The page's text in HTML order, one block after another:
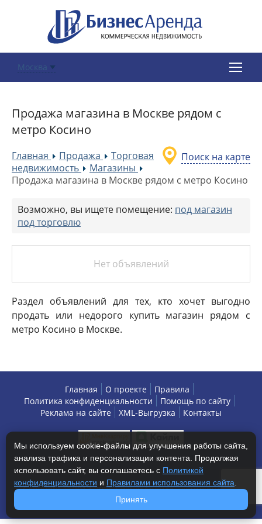
Москва
Продажа магазина в Москве рядом с
метро Косино
Поиск на карте
Главная »Продажа »
Торговая
недвижимость
»Магазины
Продажа магазина в Москве рядом с метро Косино
Возможно, вы ищете помещение: под магазин
под торговлю
Нет объявлений
Раздел объявлений для тех, кто хочет выгодно
продать или недорого купить магазин рядом с
метро Косино в Москве.
Главная О проекте
Правила
Политика конфиденциальности
Помощь по сайту
Реклама на сайте
XML-Выгрузка Контакты
Copyright © 2013-2026 БизнесАренда - коммерческая
недвижимость, г. Москва. Все права защищены.
Мы используем cookie-файлы для улучшения работы сайта,
анализа трафика и персонализации контента. Продолжая
использовать сайт, вы соглашаетесь с Политикой
конфиденциальности и Правилами использования сайта
Принять